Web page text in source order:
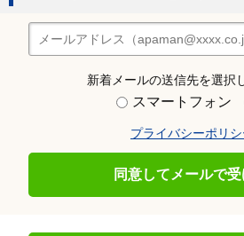
新着メールの送信先を選択
スマートフォン
プライバシーポリシ
同意してメールで